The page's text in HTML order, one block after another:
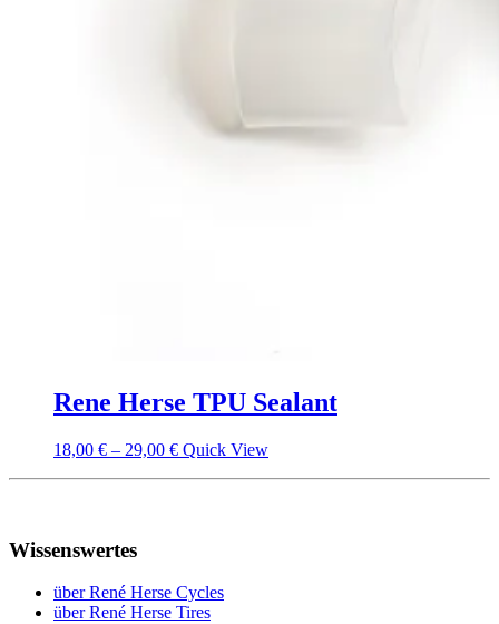
Rene Herse TPU Sealant
18,00 € – 29,00 € Quick View
Wissenswertes
über René Herse Cycles
über René Herse Tires